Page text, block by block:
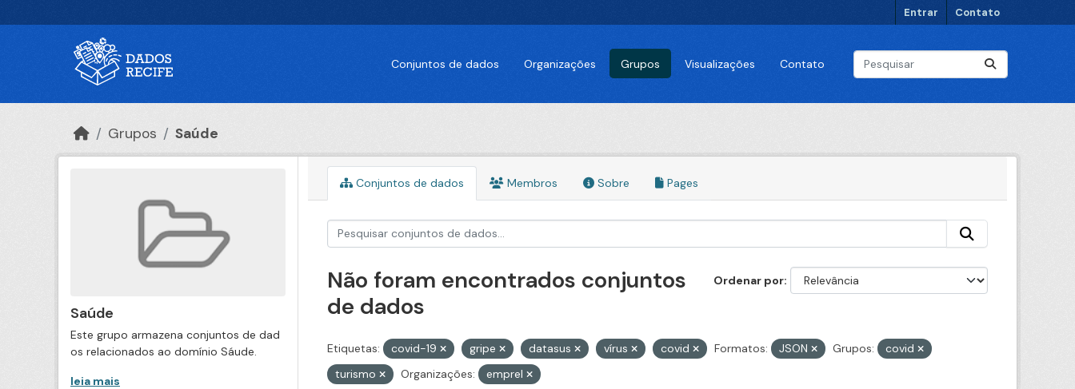
Entrar Contato
Conjuntos de dados Organizações Grupos Visualizações Contato
Grupos Saúde
Saúde
Este grupo armazena conjuntos de dad
os relacionados ao domínio Sáude.
leia mais
Conjuntos de dados Membros Sobre Pages
Ordenar por
Não foram encontrados conjuntos
de dados
Etiquetas: covid-19 gripe datasus vírus covid Formatos: JSON Grupos:
covid
turismo
Organizações: emprel